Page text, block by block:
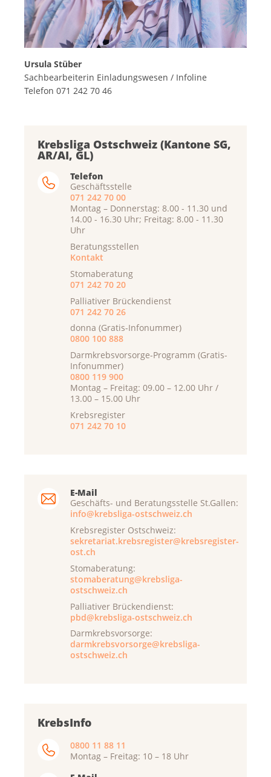
Ursula Stüber
Sachbearbeiterin Einladungswesen / Infoline
Telefon 071 242 70 46
Krebsliga Ostschweiz (Kantone SG,
AR/AI, GL)
Telefon
Geschäftsstelle
071 242 70 00
Montag – Donnerstag: 8.00 - 11.30 und
14.00 - 16.30 Uhr; Freitag: 8.00 - 11.30
Uhr
Beratungsstellen
Kontakt
Stomaberatung
071 242 70 20
Palliativer Brückendienst
071 242 70 26
donna (Gratis-Infonummer)
0800 100 888
Darmkrebsvorsorge-Programm (Gratis-
Infonummer)
0800 119 900
Montag – Freitag: 09.00 – 12.00 Uhr /
13.00 – 15.00 Uhr
Krebsregister
071 242 70 10
E-Mail
Geschäfts- und Beratungsstelle St.Gallen:
info@krebsliga-ostschweiz.ch
Krebsregister Ostschweiz:
sekretariat.krebsregister@krebsregister-
ost.ch
Stomaberatung:
stomaberatung@krebsliga-
ostschweiz.ch
Palliativer Brückendienst:
pbd@krebsliga-ostschweiz.ch
Darmkrebsvorsorge:
darmkrebsvorsorge@krebsliga-
ostschweiz.ch
KrebsInfo
0800 11 88 11
Montag – Freitag: 10 – 18 Uhr